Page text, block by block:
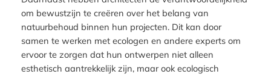
om bewustzijn te creëren over het belang van
natuurbehoud binnen hun projecten. Dit kan door
samen te werken met ecologen en andere experts om
ervoor te zorgen dat hun ontwerpen niet alleen
esthetisch aantrekkelijk zijn, maar ook ecologisch